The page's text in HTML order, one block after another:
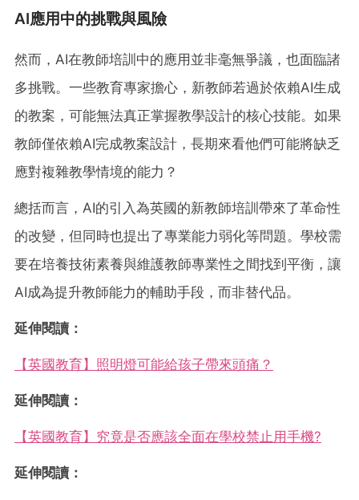
AI應用中的挑戰與風險
然而，AI在教師培訓中的應用並非毫無爭議，也面臨諸
多挑戰。一些教育專家擔心，新教師若過於依賴AI生成
的教案，可能無法真正掌握教學設計的核心技能。如果
教師僅依賴AI完成教案設計，長期來看他們可能將缺乏
應對複雜教學情境的能力？
總括而言，AI的引入為英國的新教師培訓帶來了革命性
的改變，但同時也提出了專業能力弱化等問題。學校需
要在培養技術素養與維護教師專業性之間找到平衡，讓
AI成為提升教師能力的輔助手段，而非替代品。
延伸閱讀：
【英國教育】照明燈可能給孩子帶來頭痛？
延伸閱讀：
【英國教育】究竟是否應該全面在學校禁止用手機?
延伸閱讀：